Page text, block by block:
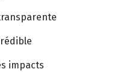
impacts